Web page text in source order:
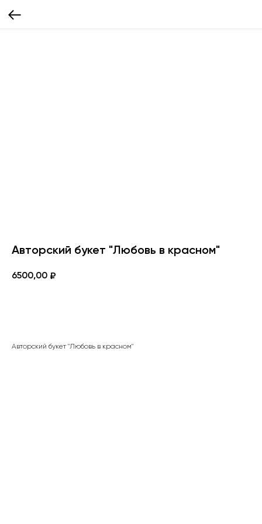
Авторский букет "Любовь в красном"
6500,00 ₽
Авторский букет "Любовь в красном"